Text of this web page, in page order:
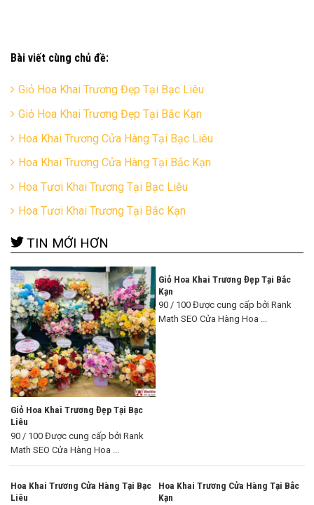
Bài viết cùng chủ đề:
Giỏ Hoa Khai Trương Đẹp Tại Bạc Liêu
Giỏ Hoa Khai Trương Đẹp Tại Bắc Kạn
Hoa Khai Trương Cửa Hàng Tại Bạc Liêu
Hoa Khai Trương Cửa Hàng Tại Bắc Kạn
Hoa Tươi Khai Trương Tại Bạc Liêu
Hoa Tươi Khai Trương Tại Bắc Kạn
TIN MỚI HƠN
Giỏ Hoa Khai Trương Đẹp Tại Bạc
Liêu
90 / 100 Được cung cấp bởi Rank
Math SEO Cửa Hàng Hoa ...
Giỏ Hoa Khai Trương Đẹp Tại Bắc
Kạn
90 / 100 Được cung cấp bởi Rank
Math SEO Cửa Hàng Hoa ...
Hoa Khai Trương Cửa Hàng Tại Bạc
Liêu
Hoa Khai Trương Cửa Hàng Tại Bắc
Kạn